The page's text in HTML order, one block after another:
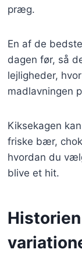
præg.
En af de
dagen før, så
lejligheder,
madlavningen
Kiksekagen
friske bær,
hvordan du
blive et hit.